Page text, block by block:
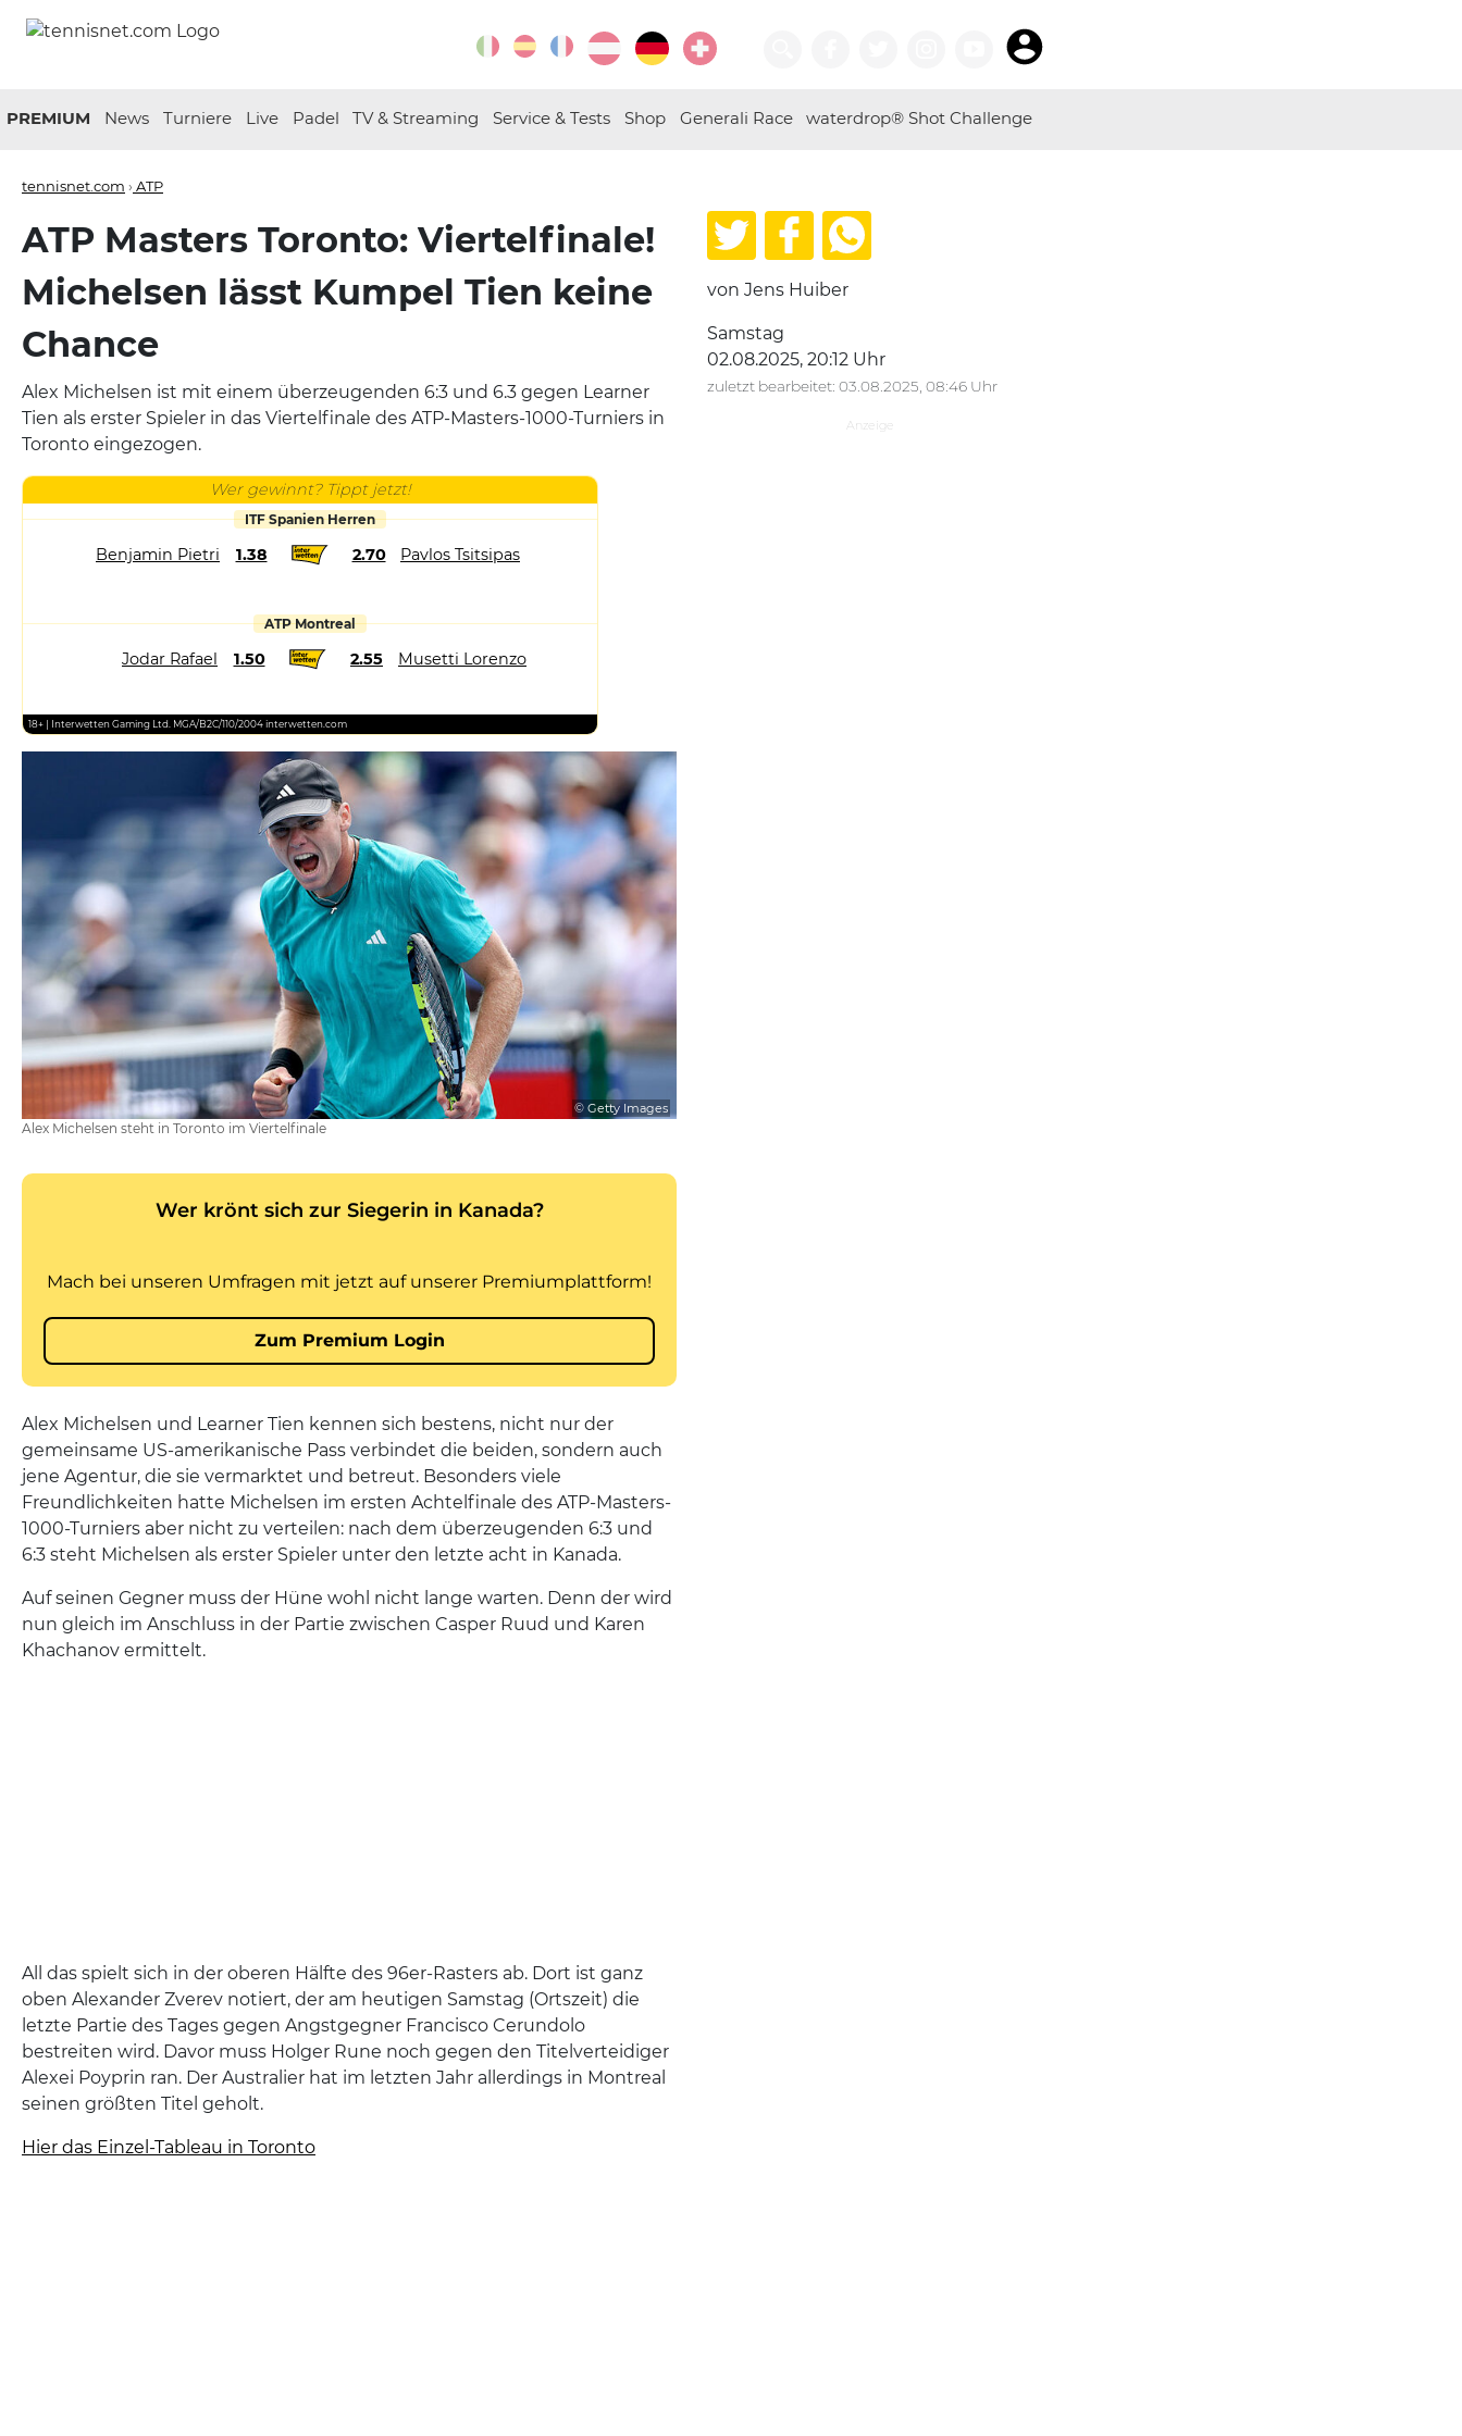
PREMIUM News Turniere Live Padel TV & Streaming Service & Tests Shop Generali Race waterdrop® Shot Challenge
tennisnet.com › ATP
ATP Masters Toronto: Viertelfinale!
Michelsen lässt Kumpel Tien keine
Chance
Alex Michelsen ist mit einem überzeugenden 6:3 und 6.3 gegen Learner
Tien als erster Spieler in das Viertelfinale des ATP-Masters-1000-Turniers in
Toronto eingezogen.
Wer gewinnt? Tippt jetzt!
ITF Spanien Herren
Benjamin Pietri 1.38 2.70 Pavlos Tsitsipas
ATP Montreal
Jodar Rafael 1.50 2.55 Musetti Lorenzo
18+ | Interwetten Gaming Ltd. MGA/B2C/110/2004 interwetten.com
© Getty Images
Alex Michelsen steht in Toronto im Viertelfinale
Alex Michelsen und Learner Tien kennen sich bestens, nicht nur der
gemeinsame US-amerikanische Pass verbindet die beiden, sondern auch
jene Agentur, die sie vermarktet und betreut. Besonders viele
Freundlichkeiten hatte Michelsen im ersten Achtelfinale des ATP-Masters-
1000-Turniers aber nicht zu verteilen: nach dem überzeugenden 6:3 und
6:3 steht Michelsen als erster Spieler unter den letzte acht in Kanada.
Auf seinen Gegner muss der Hüne wohl nicht lange warten. Denn der wird
nun gleich im Anschluss in der Partie zwischen Casper Ruud und Karen
Khachanov ermittelt.
All das spielt sich in der oberen Hälfte des 96er-Rasters ab. Dort ist ganz
oben Alexander Zverev notiert, der am heutigen Samstag (Ortszeit) die
letzte Partie des Tages gegen Angstgegner Francisco Cerundolo
bestreiten wird. Davor muss Holger Rune noch gegen den Titelverteidiger
Alexei Poyprin ran. Der Australier hat im letzten Jahr allerdings in Montreal
seinen größten Titel geholt.
Hier das Einzel-Tableau in Toronto
von Jens Huiber
Samstag
02.08.2025, 20:12 Uhr
zuletzt bearbeitet: 03.08.2025, 08:46 Uhr